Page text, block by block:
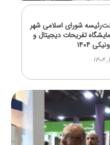
شورای اسلامی شهر
تفریحات دیجیتال و
۱۴۰۴